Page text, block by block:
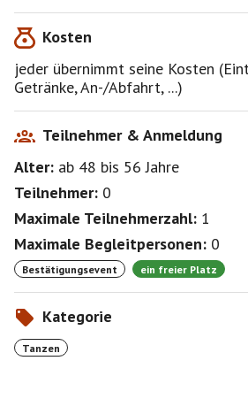
Kosten
jeder übernimmt seine Kosten
Getränke, An-/Abfahrt, ...)
Teilnehmer & Anmeldung
Alter: ab 48 bis 56Jahre
Teilnehmer: 0
Maximale Teilnehmerzahl: 1
Maximale Begleitpersonen: 0
Bestätigungsevent ein freier Platz
Kategorie
Tanzen